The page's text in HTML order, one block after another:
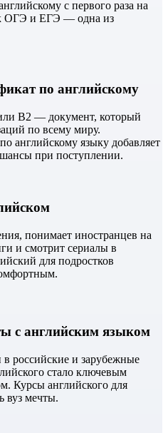
с первого раза на
ОГЭ и ЕГЭ — одна из
по английскому
B2 — документ, который
по всему миру.
английскому языку добавляет
при поступлении.
понимает иностранцев на
и смотрит сериалы в
для подростков
с английским языком
российские и зарубежные
стало ключевым
Курсы английского для
вуз мечты.